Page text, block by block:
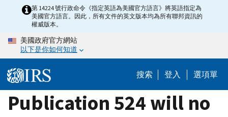
content
第 14224 號行政命令《指定英語為美國官方語言》將英語指定為
美國官方語言。因此，所有文件的英文版本均為所有聯邦資訊的
權威版本。
美國政府官方網站
以下是你如何知道
搜索 登入 選項單
Publication 524 will no